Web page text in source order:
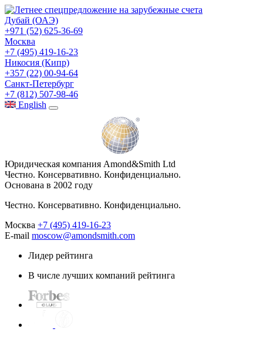
Дубай (ОАЭ)
+971 (52) 625-36-69
Москва
+7 (495) 419-16-23
Никосия (Кипр)
+357 (22) 00-94-64
Санкт-Петербург
+7 (812) 507-98-46
English
Юридическая компания Amond&Smith Ltd
Честно. Консервативно. Конфиденциально.
Основана в 2002 году
Честно. Консервативно. Конфиденциально.
Москва +7 (495) 419-16-23
E-mail moscow@amondsmith.com
Лидер рейтинга
В числе лучших компаний рейтинга